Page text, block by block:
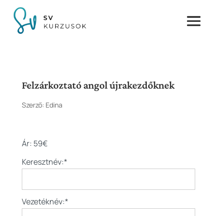
Felzárkoztató angol újrakezdőknek
Szerző: Edina
Ár: 59€
Keresztnév:*
Vezetéknév:*